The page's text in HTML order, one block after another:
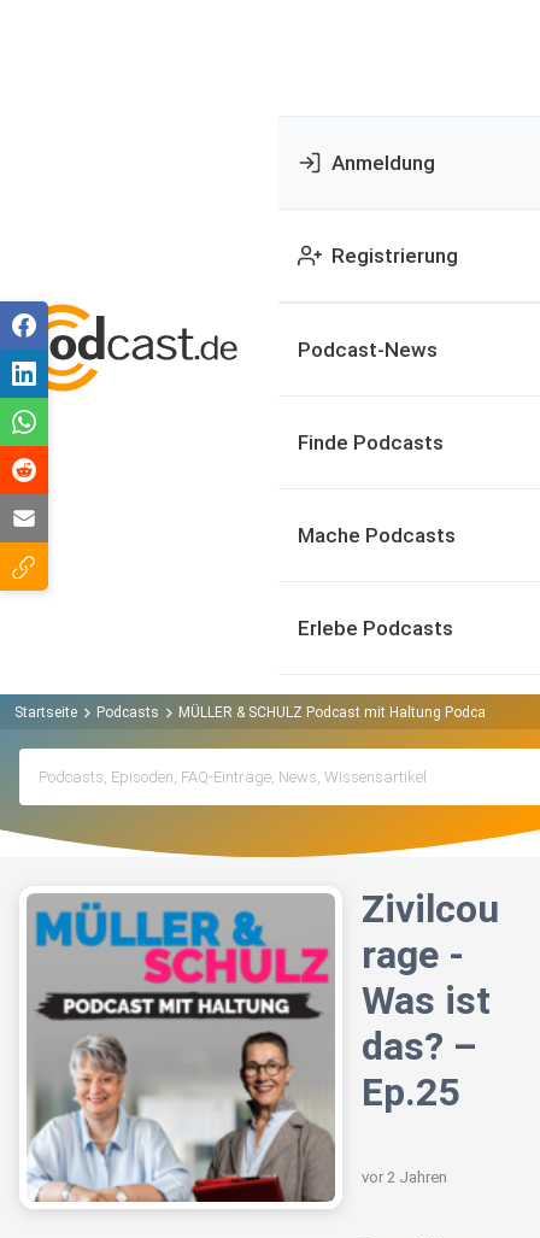
Anmeldung
Registrierung
Podcast-News
Finde Podcasts
Mache Podcasts
Erlebe Podcasts
Startseite Podcasts MÜLLER & SCHULZ Podcast mit Haltung Podcast
Zivilcou
rage -
Was ist
das? –
Ep.25
vor 2 Jahren